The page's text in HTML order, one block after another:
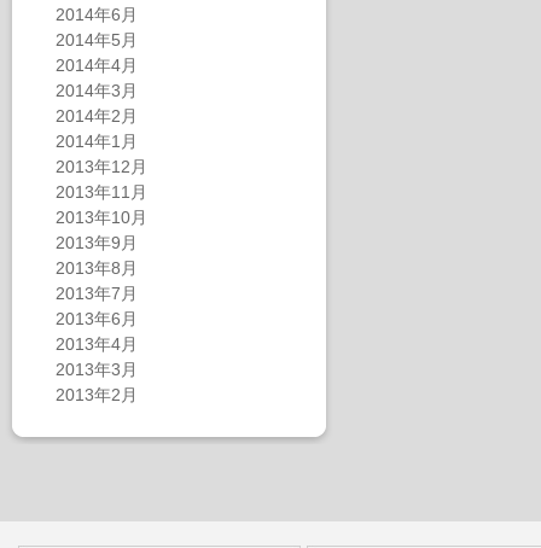
2014年6月
2014年5月
2014年4月
2014年3月
2014年2月
2014年1月
2013年12月
2013年11月
2013年10月
2013年9月
2013年8月
2013年7月
2013年6月
2013年4月
2013年3月
2013年2月